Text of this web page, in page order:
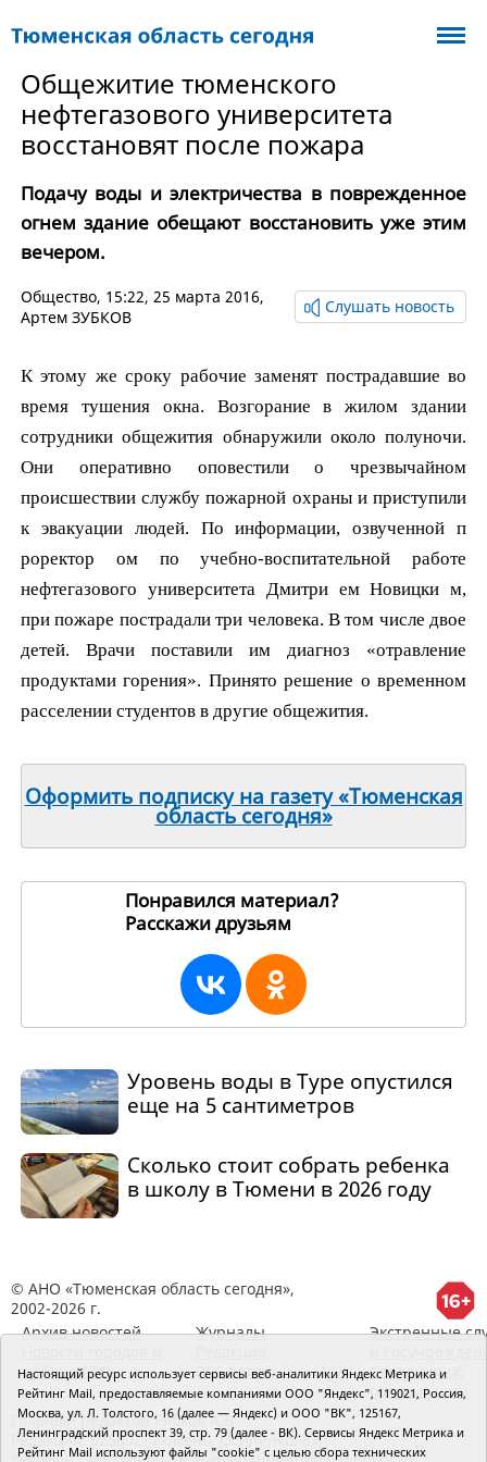
Общежитие тюменского
нефтегазового университета
восстановят после пожара
Подачу воды и электричества в поврежденное
огнем здание обещают восстановить уже этим
вечером.
Общество, 15:22, 25 марта 2016,
Артем ЗУБКОВ
Слушать новость
К этому же сроку рабочие заменят пострадавшие во
время тушения окна. Возгорание в жилом здании
сотрудники общежития обнаружили около полуночи.
Они оперативно оповестили о чрезвычайном
происшествии службу пожарной охраны и приступили
к эвакуации людей. По информации, озвученной п
роректор ом по учебно-воспитательной работе
нефтегазового университета Дмитри емНовицким,
при пожаре пострадали три человека. В том числе двое
детей. Врачи поставили им диагноз «отравление
продуктами горения». Принято решение о временном
расселении студентов в другие общежития.
Оформить подписку на газету «Тюменская
область сегодня»
Понравился материал?
Расскажи друзьям
Уровень воды в Туре опустился
еще на 5 сантиметров
Сколько стоит собрать ребенка
в школу в Тюмени в 2026 году
© АНО «Тюменская область сегодня»,
2002-2026 г.
Архив новостей
районов ТО
Журналы
RSS поток
Экстренные
Сведения об
организации
Главный редактор Рябков А.В.
Редакция: 625002, Тюмень, Осипенко, 81,
Настоящий ресурс использует сервисы веб-аналитики Яндекс Метрика и
Рейтинг Mail, предоставляемые компаниями ООО "Яндекс", 119021, Россия,
Москва, ул. Л. Толстого, 16 (далее — Яндекс) и ООО "ВК", 125167,
Ленинградский проспект 39, стр. 79 (далее - ВК). Сервисы Яндекс Метрика и
Рейтинг Mail используют файлы "cookie" с целью сбора технических